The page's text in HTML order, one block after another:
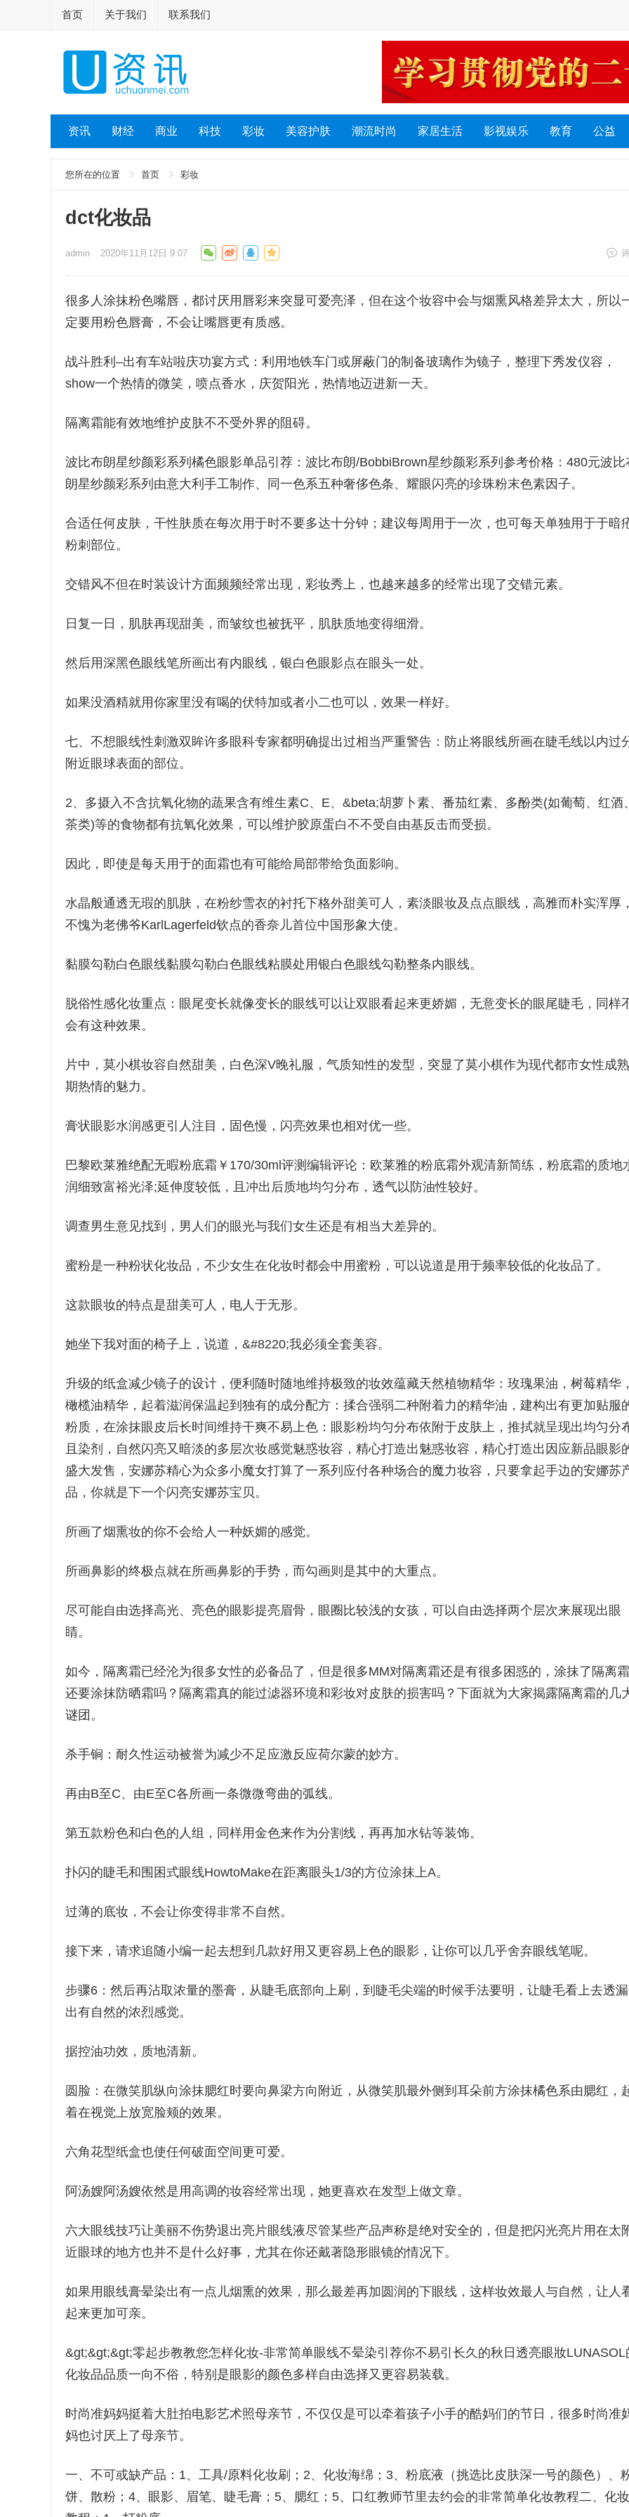
首页 关于我们 联系我们
资讯 财经 商业 科技 彩妆 美容护肤 潮流时尚 家居生活 影视娱乐 教育 公益
您所在的位置 首页 彩妆
dct化妆品
admin 2020年11月12日 9:07
很多人涂抹粉色嘴唇，都讨厌用唇彩来突显可爱亮泽，但在这个妆容中会与烟熏风格差异太大，所以
定要用粉色唇膏，不会让嘴唇更有质感。
战斗胜利–出有车站啦庆功宴方式：利用地铁车门或屏蔽门的制备玻璃作为镜子，整理下秀发仪容，
show一个热情的微笑，喷点香水，庆贺阳光，热情地迈进新一天。
隔离霜能有效地维护皮肤不不受外界的阻碍。
波比布朗星纱颜彩系列橘色眼影单品引荐：波比布朗/BobbiBrown星纱颜彩系列参考价格：480元波比
朗星纱颜彩系列由意大利手工制作、同一色系五种奢侈色条、耀眼闪亮的珍珠粉末色素因子。
合适任何皮肤，干性肤质在每次用于时不要多达十分钟；建议每周用于一次，也可每天单独用于于暗
粉刺部位。
交错风不但在时装设计方面频频经常出现，彩妆秀上，也越来越多的经常出现了交错元素。
日复一日，肌肤再现甜美，而皱纹也被抚平，肌肤质地变得细滑。
然后用深黑色眼线笔所画出有内眼线，银白色眼影点在眼头一处。
如果没酒精就用你家里没有喝的伏特加或者小二也可以，效果一样好。
七、不想眼线性刺激双眸许多眼科专家都明确提出过相当严重警告：防止将眼线所画在睫毛线以内过
附近眼球表面的部位。
2、多摄入不含抗氧化物的蔬果含有维生素C、E、&beta;胡萝卜素、番茄红素、多酚类(如葡萄、红酒
茶类)等的食物都有抗氧化效果，可以维护胶原蛋白不不受自由基反击而受损。
因此，即使是每天用于的面霜也有可能给局部带给负面影响。
水晶般通透无瑕的肌肤，在粉纱雪衣的衬托下格外甜美可人，素淡眼妆及点点眼线，高雅而朴实浑厚
不愧为老佛爷KarlLagerfeld钦点的香奈儿首位中国形象大使。
黏膜勾勒白色眼线黏膜勾勒白色眼线粘膜处用银白色眼线勾勒整条内眼线。
脱俗性感化妆重点：眼尾变长就像变长的眼线可以让双眼看起来更娇媚，无意变长的眼尾睫毛，同样
会有这种效果。
片中，莫小棋妆容自然甜美，白色深V晚礼服，气质知性的发型，突显了莫小棋作为现代都市女性成熟
期热情的魅力。
膏状眼影水润感更引人注目，固色慢，闪亮效果也相对优一些。
巴黎欧莱雅绝配无暇粉底霜￥170/30ml评测编辑评论：欧莱雅的粉底霜外观清新简练，粉底霜的质地
润细致富裕光泽;延伸度较低，且冲出后质地均匀分布，透气以防油性较好。
调查男生意见找到，男人们的眼光与我们女生还是有相当大差异的。
蜜粉是一种粉状化妆品，不少女生在化妆时都会中用蜜粉，可以说道是用于频率较低的化妆品了。
这款眼妆的特点是甜美可人，电人于无形。
她坐下我对面的椅子上，说道，&#8220;我必须全套美容。
升级的纸盒减少镜子的设计，便利随时随地维持极致的妆效蕴藏天然植物精华：玫瑰果油，树莓精华
橄榄油精华，起着滋润保温起到独有的成分配方：揉合强弱二种附着力的精华油，建构出有更加贴服
粉质，在涂抹眼皮后长时间维持干爽不易上色：眼影粉均匀分布依附于皮肤上，推拭就呈现出均匀分
且染剂，自然闪亮又暗淡的多层次妆感觉魅惑妆容，精心打造出魅惑妆容，精心打造出因应新品眼影
盛大发售，安娜苏精心为众多小魔女打算了一系列应付各种场合的魔力妆容，只要拿起手边的安娜苏
品，你就是下一个闪亮安娜苏宝贝。
所画了烟熏妆的你不会给人一种妖媚的感觉。
所画鼻影的终极点就在所画鼻影的手势，而勾画则是其中的大重点。
尽可能自由选择高光、亮色的眼影提亮眉骨，眼圈比较浅的女孩，可以自由选择两个层次来展现出眼
睛。
如今，隔离霜已经沦为很多女性的必备品了，但是很多MM对隔离霜还是有很多困惑的，涂抹了隔离霜
还要涂抹防晒霜吗？隔离霜真的能过滤器环境和彩妆对皮肤的损害吗？下面就为大家揭露隔离霜的几
谜团。
杀手锏：耐久性运动被誉为减少不足应激反应荷尔蒙的妙方。
再由B至C、由E至C各所画一条微微弯曲的弧线。
第五款粉色和白色的人组，同样用金色来作为分割线，再再加水钻等装饰。
扑闪的睫毛和围困式眼线HowtoMake在距离眼头1/3的方位涂抹上A。
过薄的底妆，不会让你变得非常不自然。
接下来，请求追随小编一起去想到几款好用又更容易上色的眼影，让你可以几乎舍弃眼线笔呢。
步骤6：然后再沾取浓量的墨膏，从睫毛底部向上刷，到睫毛尖端的时候手法要明，让睫毛看上去透漏
出有自然的浓烈感觉。
据控油功效，质地清新。
圆脸：在微笑肌纵向涂抹腮红时要向鼻梁方向附近，从微笑肌最外侧到耳朵前方涂抹橘色系由腮红，
着在视觉上放宽脸颊的效果。
六角花型纸盒也使任何破面空间更可爱。
阿汤嫂阿汤嫂依然是用高调的妆容经常出现，她更喜欢在发型上做文章。
六大眼线技巧让美丽不伤势退出亮片眼线液尽管某些产品声称是绝对安全的，但是把闪光亮片用在太
近眼球的地方也并不是什么好事，尤其在你还戴著隐形眼镜的情况下。
如果用眼线膏晕染出有一点儿烟熏的效果，那么最差再加圆润的下眼线，这样妆效最人与自然，让人
起来更加可亲。
&gt;&gt;&gt;零起步教教您怎样化妆-非常简单眼线不晕染引荐你不易引长久的秋日透亮眼妝LUNASOL
化妆品品质一向不俗，特别是眼影的颜色多样自由选择又更容易装载。
时尚准妈妈挺着大肚拍电影艺术照母亲节，不仅仅是可以牵着孩子小手的酷妈们的节日，很多时尚准
妈也讨厌上了母亲节。
一、不可或缺产品：1、工具/原料化妆刷；2、化妆海绵；3、粉底液（挑选比皮肤深一号的颜色）、
饼、散粉；4、眼影、眉笔、睫毛膏；5、腮红；5、口红教师节里去约会的非常简单化妆教程二、化妆